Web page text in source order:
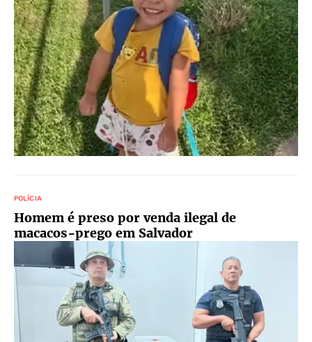
POLÍCIA
Homem é preso por venda ilegal de
macacos-prego em Salvador